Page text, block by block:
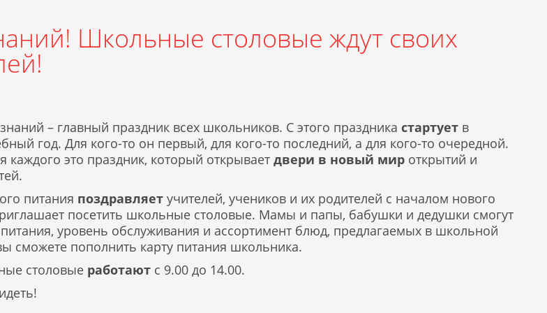
Школьные столовые ждут своих
– главный праздник всех школьников. С этого праздника стартует в
год. Для кого-то он первый, для кого-то последний, а для кого-то очередной.
каждого это праздник, который открывает двери в новый мир открытий и
питания поздравляет учителей, учеников и их родителей с началом нового
посетить школьные столовые. Мамы и папы, бабушки и дедушки смогут
уровень обслуживания и ассортимент блюд, предлагаемых в школьной
сможете пополнить карту питания школьника.
столовые работают с 9.00 до 14.00.